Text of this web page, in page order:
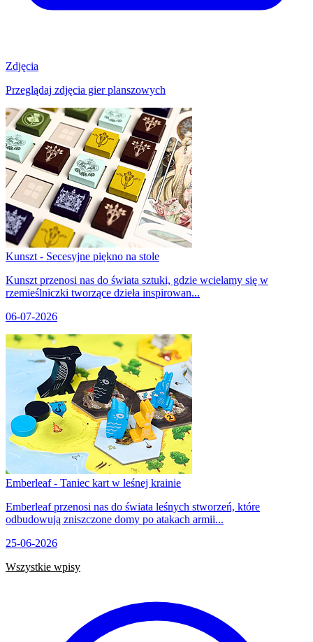
Zdjęcia
Przeglądaj zdjęcia gier planszowych
Kunszt - Secesyjne piękno na stole
Kunszt przenosi nas do świata sztuki, gdzie wcielamy się w
rzemieślniczki tworzące dzieła inspirowan...
06-07-2026
Emberleaf - Taniec kart w leśnej krainie
Emberleaf przenosi nas do świata leśnych stworzeń, które
odbudowują zniszczone domy po atakach armii...
25-06-2026
Wszystkie wpisy